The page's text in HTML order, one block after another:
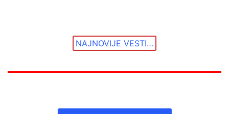
NAJNOVIJE VESTI…